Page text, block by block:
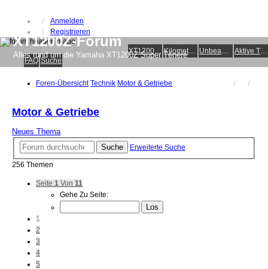
Anmelden
Registrieren
XT1200Z-Wiki Kilometerstatistik Unbeantwortete Themen Aktive Themen
XT1200Z-Forum
Alles rund um die Yamaha XT1200Z Super Ténéré
FAQ Suche
Foren-Übersicht Technik Motor & Getriebe
Motor & Getriebe
Neues Thema
Suche
Erweiterte Suche
256 Themen
Seite 1 Von 11
Gehe Zu Seite:
1
2
3
4
5